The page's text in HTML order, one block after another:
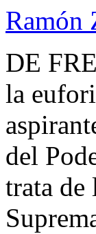
Ramón
DE
la
del
trata de